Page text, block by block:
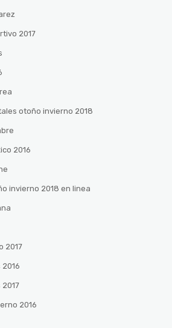
2017
otoño invierno 2018
2016
invierno 2018 en linea
2017
2016